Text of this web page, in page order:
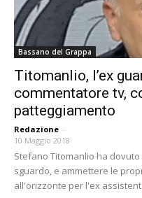
Bassano del Grappa
Titomanlio, l’ex
commentatore tv,
patteggiamento
Redazione -
10 Maggio 2018
Stefano Titomanlio ha
sguardo, e ammettere le
all'orizzonte per l'ex